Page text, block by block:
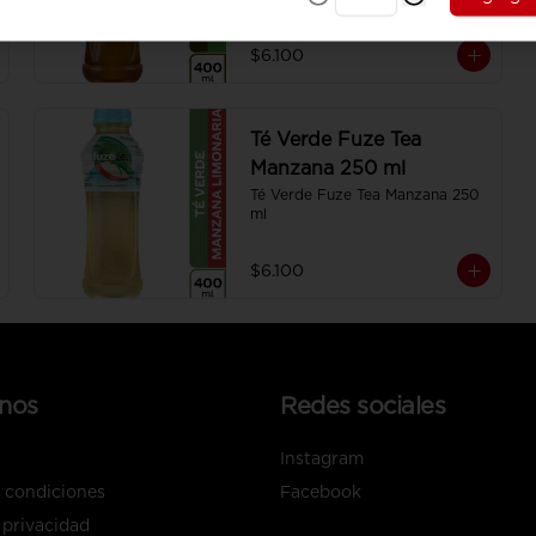
$6.100
Té Verde Fuze Tea
Manzana 250 ml
Té Verde Fuze Tea Manzana 250
ml
$6.100
condiciones
Redes sociales
Instagram
Facebook